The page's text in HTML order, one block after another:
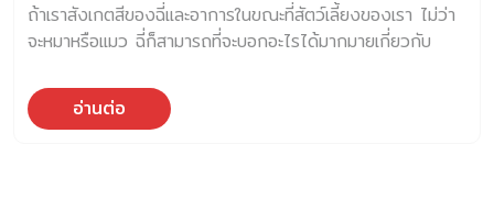
ถ้าเราสังเกตสีของฉี่และอาการในขณะที่สัตว์เลี้ยงของเรา ไม่ว่า
จะหมาหรือแมว ฉี่ก็สามารถที่จะบอกอะไรได้มากมายเกี่ยวกับ
อ่านต่อ